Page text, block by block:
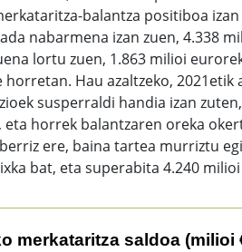
balantza positiboa
nabarmena izan zuen, 4.338
lortu zuen, 1.863 milioi
Hau azaltzeko, 2021etik
susperraldi handia izan
horrek balantzaren oreka
ere, baina tartea murriztu
bat, eta superabita 4.240
merkataritza saldoa (milioi